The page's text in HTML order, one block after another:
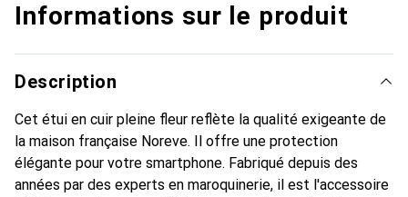
Informations sur le produit
Description
Cet étui en cuir pleine fleur reflète la qualité exigeante de
la maison française Noreve. Il offre une protection
élégante pour votre smartphone. Fabriqué depuis des
années par des experts en maroquinerie, il est l'accessoire